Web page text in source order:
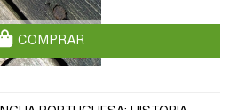
COMPRAR